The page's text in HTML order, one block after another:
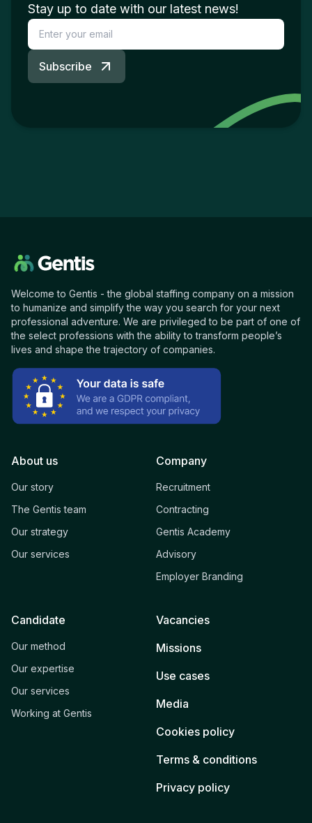
Stay up to date with our latest news!
Subscribe
Welcome to Gentis - the global staffing company on a mission
to humanize and simplify the way you search for your next
professional adventure. We are privileged to be part of one of
the select professions with the ability to transform people’s
lives and shape the trajectory of companies.
About us
Our story
The Gentis team
Our strategy
Our services
Company
Recruitment
Contracting
Gentis Academy
Advisory
Employer Branding
Candidate
Our method
Our expertise
Our services
Working at Gentis
Vacancies
Missions
Use cases
Media
Cookies policy
Terms & conditions
Privacy policy